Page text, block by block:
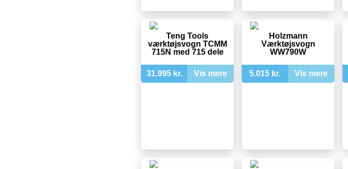
Teng Tools
værktøjsvogn TCMM
715N med 715 dele
31.995 kr. Vis mere
Holzmann
Værktøjsvogn
WW790W
5.015 kr. Vis mere